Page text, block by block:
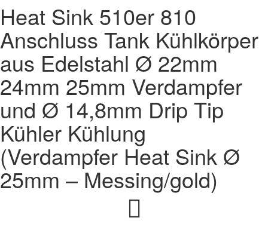
Heat Sink 510er 810
Anschluss Tank Kühlkörper
aus Edelstahl Ø 22mm
24mm 25mm Verdampfer
und Ø 14,8mm Drip Tip
Kühler Kühlung
(Verdampfer Heat Sink Ø
25mm – Messing/gold)